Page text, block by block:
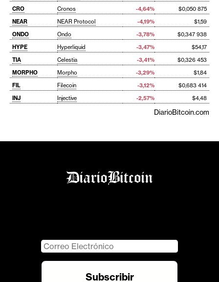
CRO
Cronos -4,64%
$0,050 875
NEAR
NEAR Protocol -4,19%
$1,59
ONDO
Ondo -3,78%
$0,347 938
HYPE
Hyperliquid -3,47%
$54,17
TIA
Celestia -3,41%
$0,326 453
MORPHO
Morpho -3,29%
$1,84
FIL
Filecoin -3,12%
$0,683 414
INJ
Injective -2,57% $4,48
DiarioBitcoin.com